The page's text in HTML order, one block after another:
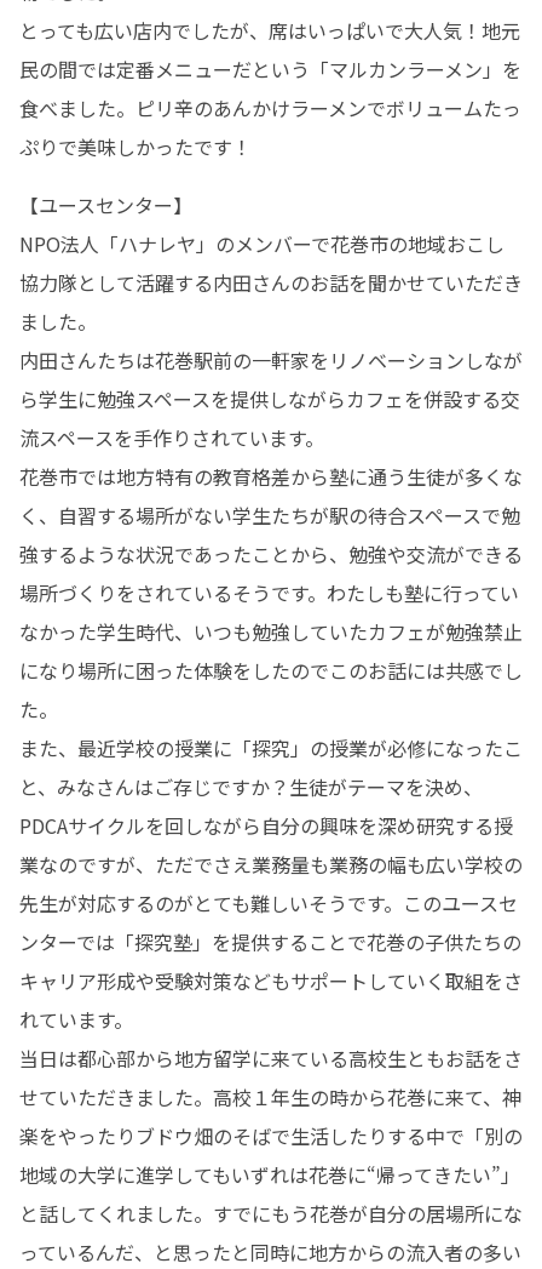
とっても広い店内でしたが、席はいっぱいで大人気！地元
民の間では定番メニューだという「マルカンラーメン」を
食べました。ピリ辛のあんかけラーメンでボリュームたっ
ぷりで美味しかったです！
【ユースセンター】
NPO法人「ハナレヤ」のメンバーで花巻市の地域おこし
協力隊として活躍する内田さんのお話を聞かせていただき
ました。
内田さんたちは花巻駅前の一軒家をリノベーションしなが
ら学生に勉強スペースを提供しながらカフェを併設する交
流スペースを手作りされています。
花巻市では地方特有の教育格差から塾に通う生徒が多くな
く、自習する場所がない学生たちが駅の待合スペースで勉
強するような状況であったことから、勉強や交流ができる
場所づくりをされているそうです。わたしも塾に行ってい
なかった学生時代、いつも勉強していたカフェが勉強禁止
になり場所に困った体験をしたのでこのお話には共感でし
た。
また、最近学校の授業に「探究」の授業が必修になったこ
と、みなさんはご存じですか？生徒がテーマを決め、
PDCAサイクルを回しながら自分の興味を深め研究する授
業なのですが、ただでさえ業務量も業務の幅も広い学校の
先生が対応するのがとても難しいそうです。このユースセ
ンターでは「探究塾」を提供することで花巻の子供たちの
キャリア形成や受験対策などもサポートしていく取組をさ
れています。
当日は都心部から地方留学に来ている高校生ともお話をさ
せていただきました。高校１年生の時から花巻に来て、神
楽をやったりブドウ畑のそばで生活したりする中で「別の
地域の大学に進学してもいずれは花巻に“帰ってきたい”」
と話してくれました。すでにもう花巻が自分の居場所にな
っているんだ、と思ったと同時に地方からの流入者の多い